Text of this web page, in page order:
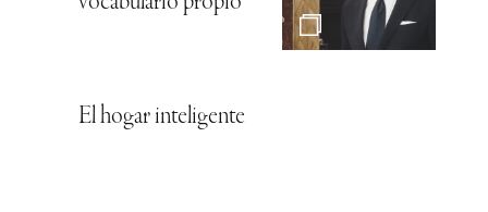
El hogar inteligente